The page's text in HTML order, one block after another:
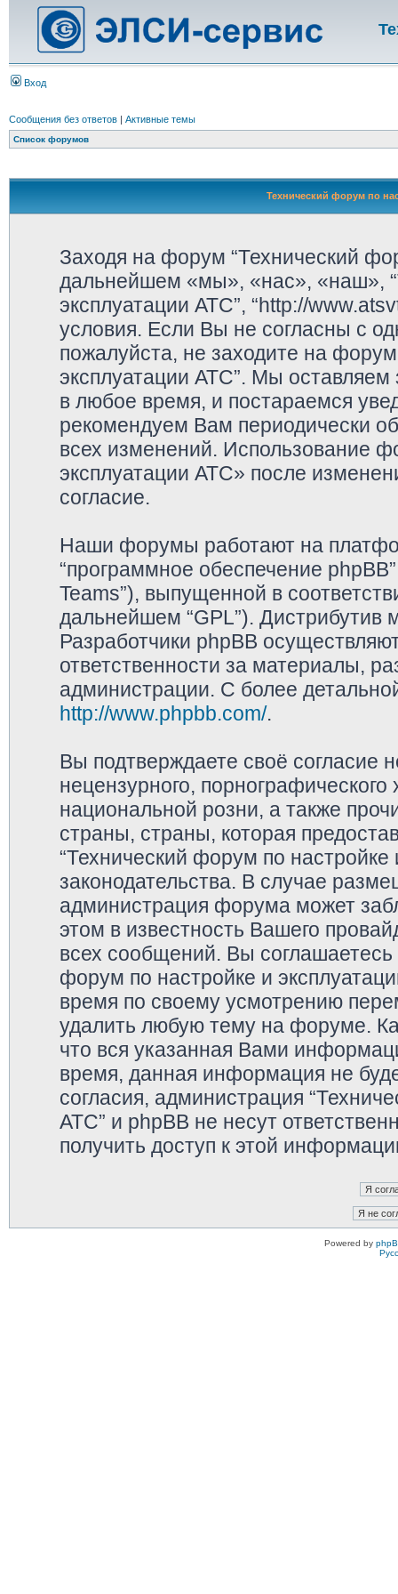
Вход
Сообщения без ответов | Активные темы
Список форумов
Технический форум по
Заходя на форум “Технический
дальнейшем «мы», «нас», «наш»,
эксплуатации АТС”, “http://
условия. Если Вы не согласны с
пожалуйста, не заходите на
эксплуатации АТС”. Мы
в любое время, и постараемся
рекомендуем Вам периодически
всех изменений. Использование
эксплуатации АТС» после
согласие.
Наши форумы работают на
“программное обеспечение
Teams”), выпущенной в
дальнейшем “GPL”). Дистрибутив
Разработчики phpBB
ответственности за материалы,
администрации. С более
http://www.phpbb.com/.
Вы подтверждаете своё согласие
нецензурного, порнографического
национальной розни, а также
страны, страны, которая
“Технический форум по
законодательства. В случае
администрация форума может
этом в известность Вашего
всех сообщений. Вы
форум по настройке и
время по своему усмотрению
удалить любую тему на форуме.
что вся указанная Вами
время, данная информация не
согласия, администрация
АТС” и phpBB не несут
получить доступ к этой
Powered by